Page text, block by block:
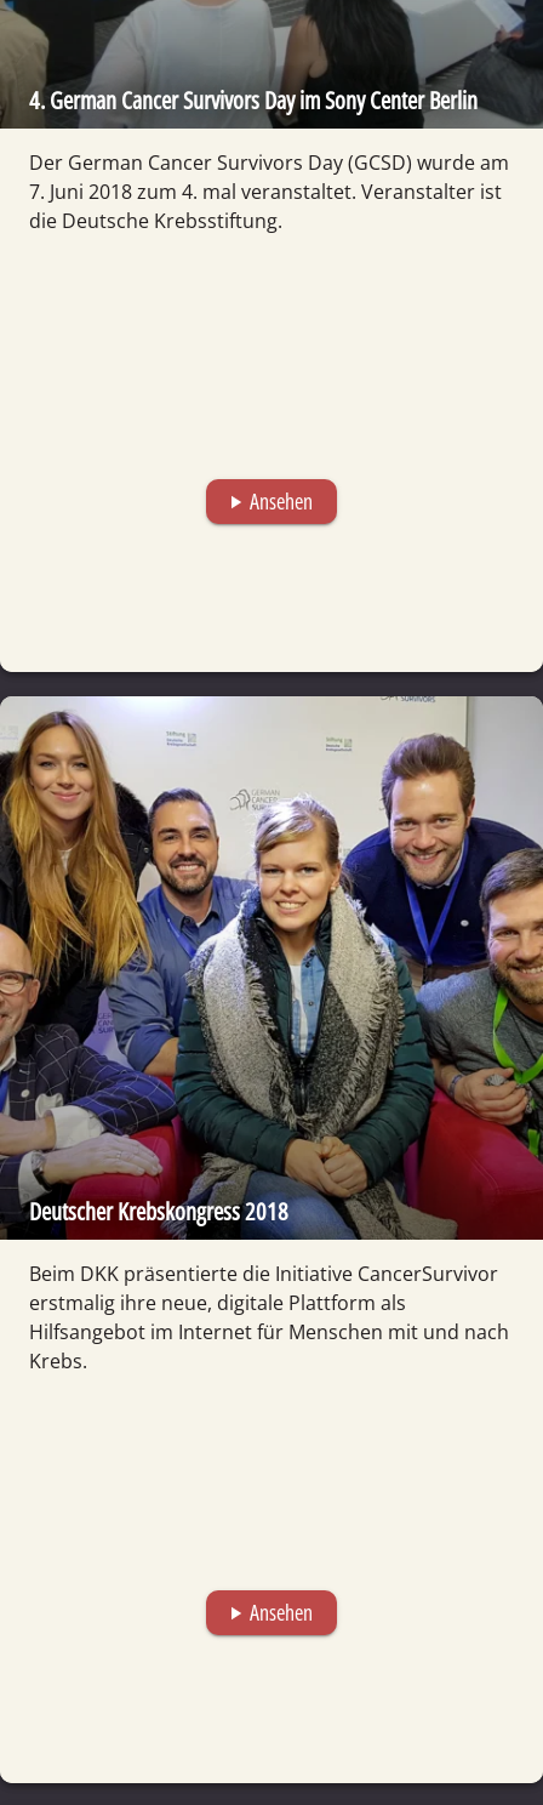
4. German Cancer Survivors Day im Sony Center Berlin
Der German Cancer Survivors Day (GCSD) wurde am
7. Juni 2018 zum 4. mal veranstaltet. Veranstalter ist
die Deutsche Krebsstiftung.
play_arrow Ansehen
Deutscher Krebs­kongress 2018
Beim DKK präsentierte die Initiative CancerSurvivor
erstmalig ihre neue, digitale Plattform als
Hilfsangebot im Internet für Menschen mit und nach
Krebs.
play_arrow Ansehen